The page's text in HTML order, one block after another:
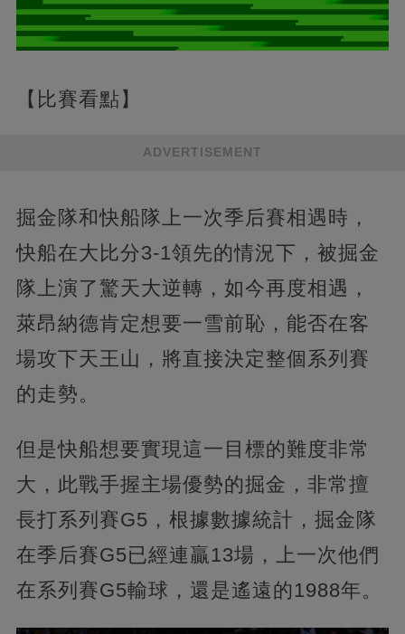
【比賽看點】
ADVERTISEMENT
掘金隊和快船隊上一次季后賽相遇時，
快船在大比分3-1領先的情況下，被掘金
隊上演了驚天大逆轉，如今再度相遇，
萊昂納德肯定想要一雪前恥，能否在客
場攻下天王山，將直接決定整個系列賽
的走勢。
但是快船想要實現這一目標的難度非常
大，此戰手握主場優勢的掘金，非常擅
長打系列賽G5，根據數據統計，掘金隊
在季后賽G5已經連贏13場，上一次他們
在系列賽G5輸球，還是遙遠的1988年。